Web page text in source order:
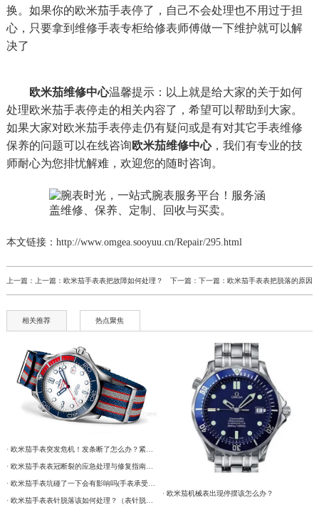
换。如果你的欧米茄手表停了，自己不会处理也不用过于担
心，只要拿到维修手表专柜给修表师傅做一下维护就可以解
决了
欧米茄维修中心温馨提示：以上就是给大家的关于如何
处理欧米茄手表停走的相关内容了，希望可以帮助到大家。
如果大家对欧米茄手表停走仍有疑问或是有对其它手表维修
保养的问题可以在线咨询欧米茄维修中心，我们有专业的技
师耐心为您排忧解难，欢迎您的随时咨询。
本文链接：http://www.omgea.sooyuu.cn/Repair/295.html
上一篇：上一篇： 欧米茄手表表把故障如何处理？ 下一篇：下一篇：欧米茄手表表把脱落的原因
相关推荐 热点聚焦
· 欧米茄手表突发危机！发条断了怎么办？紧急处理指南在这里
· 欧米茄手表表冠断裂的应急处理与修复指南：保护您的投资
· 欧米茄手表表针脱落该如何处理？（表针脱落的处理方式）
· 欧米茄机械表出现停摆该怎么办？